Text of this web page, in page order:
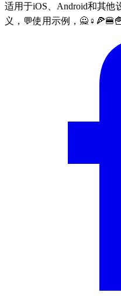
适用于iOS、Android和其他
义，💬使用示例，